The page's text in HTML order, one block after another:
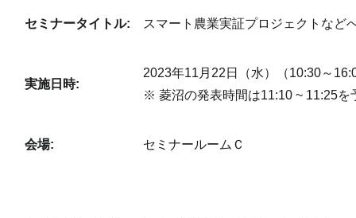
セミナータイトル: スマート農業実証プロジェクトなど
実施日時:
2023年11月22日（水）（10:30～
※ 菱沼の発表時間は11:10 ~ 11:25を
会場: セミナールームＣ